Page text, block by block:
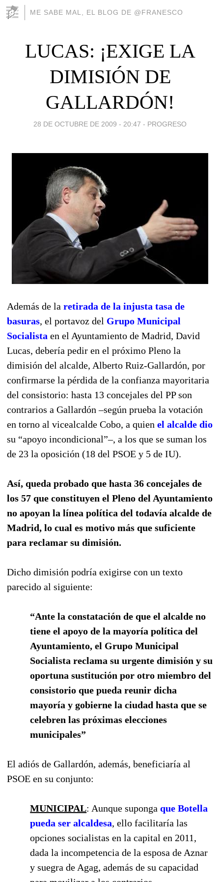
ME SABE MAL, EL BLOG DE @FRANESCO
LUCAS: ¡EXIGE LA
DIMISIÓN DE
GALLARDÓN!
28 DE OCTUBRE DE 2009 - 20:47 - PROGRESO
Además de la retirada de la injusta tasa de
basuras, el portavoz del Grupo Municipal
Socialista en el Ayuntamiento de Madrid, David
Lucas, debería pedir en el próximo Pleno la
dimisión del alcalde, Alberto Ruiz-Gallardón, por
confirmarse la pérdida de la confianza mayoritaria
del consistorio: hasta 13 concejales del PP son
contrarios a Gallardón –según prueba la votación
en torno al vicealcalde Cobo, a quien el alcalde dio
su “apoyo incondicional”–, a los que se suman los
de 23 la oposición (18 del PSOE y 5 de IU).
Así, queda probado que hasta 36 concejales de
los 57 que constituyen el Pleno del Ayuntamiento
no apoyan la línea política del todavía alcalde de
Madrid, lo cual es motivo más que suficiente
para reclamar su dimisión.
Dicho dimisión podría exigirse con un texto
parecido al siguiente:
“Ante la constatación de que el alcalde no
tiene el apoyo de la mayoría política del
Ayuntamiento, el Grupo Municipal
Socialista reclama su urgente dimisión y su
oportuna sustitución por otro miembro del
consistorio que pueda reunir dicha
mayoría y gobierne la ciudad hasta que se
celebren las próximas elecciones
municipales”
El adiós de Gallardón, además, beneficiaría al
PSOE en su conjunto:
MUNICIPAL: Aunque supongaque Botella
pueda ser alcaldesa,ello facilitaría las
opciones socialistas en la capital en 2011,
dada la incompetencia de la esposa de Aznar
y suegra de Agag, además de su capacidad